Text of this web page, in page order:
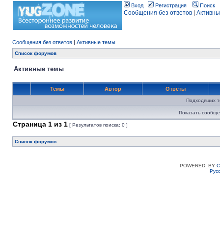
Вход Регистрация Поиск
Сообщения без ответов
Сообщения без ответов | Активные темы
Список форумов
Активные темы
Темы Автор Ответы
Подходящих
Показать
Страница 1 из 1 [ Результатов поиска: 0 ]
Список форумов
POWERED_BY